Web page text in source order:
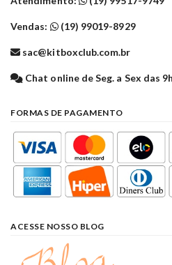
Vendas: (19) 99019-8929
sac@kitboxclub.com.br
Chat online de Seg. a Sex das
FORMAS DE PAGAMENTO
ACESSE NOSSO BLOG